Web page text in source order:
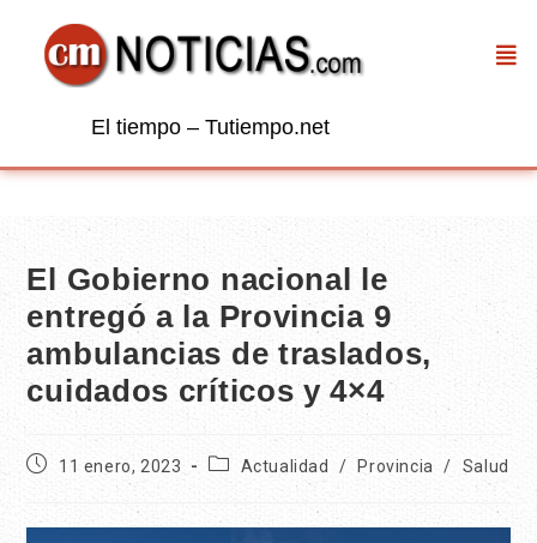
El tiempo – Tutiempo.net
El Gobierno nacional le
entregó a la Provincia 9
ambulancias de traslados,
cuidados críticos y 4×4
11 enero, 2023 Actualidad / Provincia / Salud